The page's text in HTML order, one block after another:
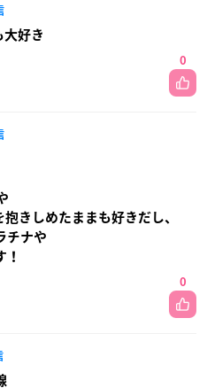
大好き
0
きしめたままも好きだし、
チナや
！
0